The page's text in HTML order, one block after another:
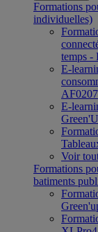
Formations
individuelles)
temps -
E-
AF0207
E-
Voir
Formations
batiments